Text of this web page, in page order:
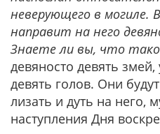
неверующего в могиле.
направит на него
Знаете ли вы, что
девяносто девять
девять голов. Они
лизать и дуть на него,
наступления Дня